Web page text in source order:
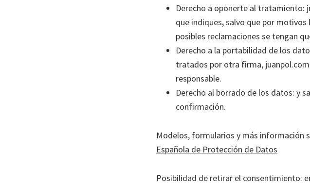
Derecho a oponerte al tratamiento:
que indiques, salvo que por
posibles reclamaciones se tengan
Derecho a la portabilidad de los
tratados por otra firma,
responsable.
Derecho al borrado de los datos: y
confirmación.
Modelos, formularios y más información
Española de Protección de Datos
Posibilidad de retirar el consentimiento: